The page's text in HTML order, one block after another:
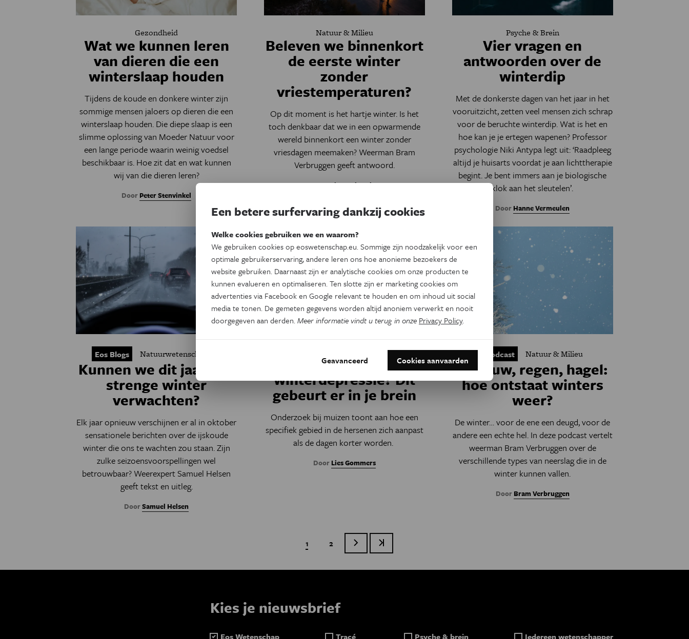
Gezondheid
Wat we kunnen leren
van dieren die een
winterslaap houden
Tijdens de koude en donkere winter zijn
sommige mensen jaloers op dieren die een
winterslaap houden. Die diepe slaap is een
slimme oplossing van Moeder Natuur voor
een lange periode waarin weinig voedsel
beschikbaar is. Hoe zit dat en wat kunnen
wij van die dieren leren?
Door Peter Stenvinkel
Natuur & Milieu
Beleven we binnenkort
de eerste winter
zonder
vriestemperaturen?
Op dit moment is het hartje winter. Is het
toch denkbaar dat we in een opwarmende
wereld binnenkort een winter zonder
vriesdagen meemaken? Weerman Bram
Verbruggen geeft antwoord.
DoorKim Verhaeghe
Psyche & Brein
Vier vragen en
antwoorden over de
winterdip
Met de donkerste dagen van het jaar in het
vooruitzicht, zetten veel mensen zich schrap
voor de beruchte winterdip. Wat is het en
hoe kan je je ertegen wapenen? Professor
psychologie Niki Antypa legt uit: ‘Raadpleeg
altijd je huisarts voordat je aan lichttherapie
begint. Je bent immers aan je biologische
klok aan het sleutelen’.
Door Hanne Vermeulen
Eos Blogs Natuurwetenschappen
Kunnen we dit jaar een
strenge winter
verwachten?
Elk jaar opnieuw verschijnen er al in oktober
sensationele berichten over de ijskoude
winter die ons te wachten zou staan. Zijn
zulke seizoensvoorspellingen wel
betrouwbaar? Weerexpert Samuel Helsen
geeft tekst en uitleg.
DoorSamuel Helsen
Last van een
winterdepressie? Dit
gebeurt er in je brein
Onderzoek bij muizen toont aan hoe een
specifiek gebied in de hersenen zich aanpast
als de dagen korter worden.
Door Lies Gommers
Podcast Natuur & Milieu
Sneeuw, regen, hagel:
hoe ontstaat winters
weer?
De winter… voor de ene een deugd, voor de
andere een echte hel. In deze podcast vertelt
weerman Bram Verbruggen over de
verschillende types van neerslag die in de
winter kunnen vallen.
Door Bram Verbruggen
Huidige pagina
1 Page
2 Volgende pagina
Laatste pagina
Kies je nieuwsbrief
Eos Wetenschap Tracé Psyche & brein Iedereen wetenschapper
Een betere surfervaring dankzij cookies
Welke cookies gebruiken we en waarom?
We gebruiken cookies op eoswetenschap.eu. Sommige zijn noodzakelijk voor een
optimale gebruikerservaring, andere leren ons hoe anonieme bezoekers de
website gebruiken. Daarnaast zijn er analytische cookies om onze producten te
kunnen evalueren en optimaliseren. Ten slotte zijn er marketing cookies om
advertenties via Facebook en Google relevant te houden en om inhoud uit social
media te tonen. De gemeten gegevens worden altijd anoniem verwerkt en nooit
doorgegeven aan derden.Meer informatie vindt u terug in onze Privacy Policy.
Geavanceerd Cookies aanvaarden